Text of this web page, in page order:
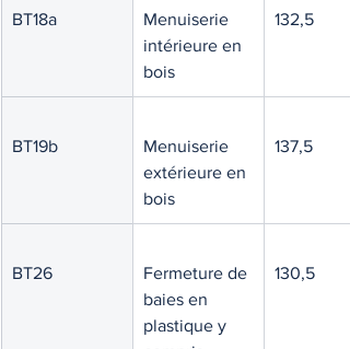
BT18a
Menuiserie
intérieure en
bois
132,5
BT19b
Menuiserie
extérieure en
bois
137,5
BT26
Fermeture de
baies en
plastique y
130,5